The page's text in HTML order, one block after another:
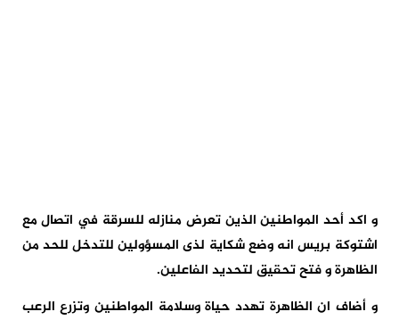
و اكد أحد المواطنين الذين تعرض منازله للسرقة في اتصال مع
اشتوكة بريس انه وضع شكاية لذى المسؤولين للتدخل للحد من
الظاهرة و فتح تحقيق لتحديد الفاعلين.
و أضاف ان الظاهرة تهدد حياة وسلامة المواطنين وتزرع الرعب